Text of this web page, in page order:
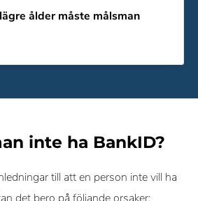
ålder måste målsman
inte ha BankID?
till att en person inte vill ha